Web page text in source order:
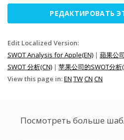
РЕДАКТИРОВАТЬ
Edit Localized Version:
SWOT Analysis for Apple(EN) | 蘋果公
SWOT 分析(CN) | 苹果公司的SWOT分析
View this page in:EN TWCN CN
Посмотреть больше